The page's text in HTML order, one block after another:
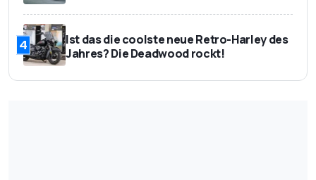
4
Ist das die coolste neue Retro-Harley des
Jahres? Die Deadwood rockt!